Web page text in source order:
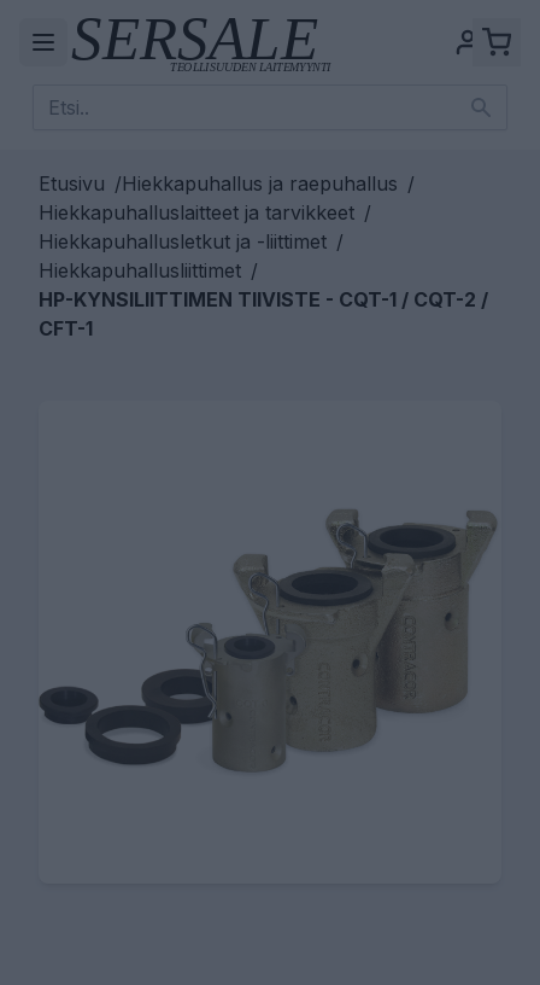
Etusivu /Hiekkapuhallus ja raepuhallus /
Hiekkapuhalluslaitteet ja tarvikkeet /
Hiekkapuhallusletkut ja -liittimet /
Hiekkapuhallusliittimet /
HP-KYNSILIITTIMEN TIIVISTE - CQT-1 / CQT-2 /
CFT-1